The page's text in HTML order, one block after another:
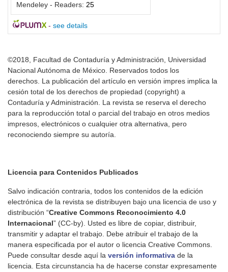
Mendeley - Readers: 25
- see details
©2018, Facultad de Contaduría y Administración, Universidad
Nacional Autónoma de México. Reservados todos los
derechos. La publicación del artículo en versión impres implica la
cesión total de los derechos de propiedad (copyright) a
Contaduría y Administración. La revista se reserva el derecho
para la reproducción total o parcial del trabajo en otros medios
impresos, electrónicos o cualquier otra alternativa, pero
reconociendo siempre su autoría.
Licencia para Contenidos Publicados
Salvo indicación contraria, todos los contenidos de la edición
electrónica de la revista se distribuyen bajo una licencia de uso y
distribución “Creative Commons Reconocimiento 4.0
Internacional” (CC-by). Usted es libre de copiar, distribuir,
transmitir y adaptar el trabajo. Debe atribuir el trabajo de la
manera especificada por el autor o licencia Creative Commons.
Puede consultar desde aquí la versión informativa de la
licencia. Esta circunstancia ha de hacerse constar expresamente